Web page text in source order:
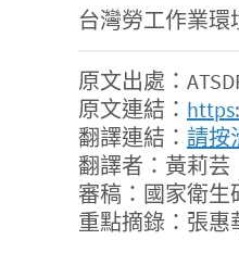
台灣勞工作業環
原文出處：
原文連結：
翻譯連結： 請按
翻譯者：黃莉芸
審稿：國家衛
重點摘錄：張惠